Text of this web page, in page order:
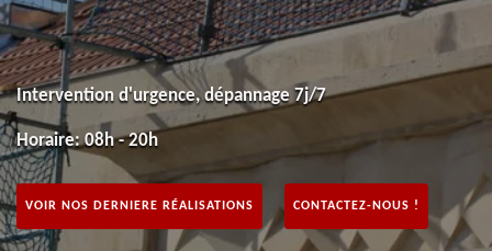
Intervention d'urgence, dépannage 7j/7
Horaire: 08h - 20h
VOIR NOS DERNIERE RÉALISATIONS CONTACTEZ-NOUS !